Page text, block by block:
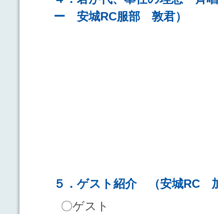
ー 安城RC服部 敦君）
５．ゲスト紹介 （安城RC
〇ゲスト